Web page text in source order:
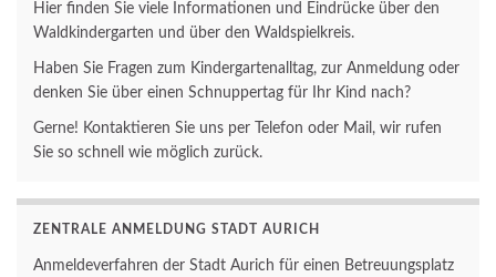
Hier finden Sie viele Informationen und Eindrücke über den
Waldkindergarten und über den Waldspielkreis.
Haben Sie Fragen zum Kindergartenalltag, zur Anmeldung oder
denken Sie über einen Schnuppertag für Ihr Kind nach?
Gerne! Kontaktieren Sie uns per Telefon oder Mail, wir rufen
Sie so schnell wie möglich zurück.
ZENTRALE ANMELDUNG STADT AURICH
Anmeldeverfahren der Stadt Aurich für einen Betreuungsplatz